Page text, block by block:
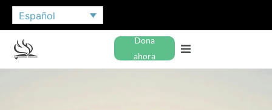
Español
Dona
ahora